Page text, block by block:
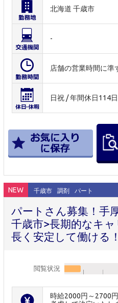
北海道 千歳市
-
店舗の営業時間に準
日祝 / 年間休日114日
NEW 千歳市 調剤 パート
パートさん募集！手
千歳市>長期的なキ
長く安定して働ける！
閲覧状況
時給2000円～2700